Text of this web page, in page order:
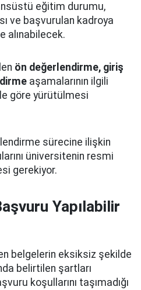
eğitim durumu,
ve başvurulan kadroya
alınabilecek.
ön değerlendirme, giriş
aşamalarının ilgili
göre yürütülmesi
sürecine ilişkin
üniversitenin resmi
gerekiyor.
Yapılabilir
belgelerin eksiksiz şekilde
belirtilen şartları
koşullarını taşımadığı